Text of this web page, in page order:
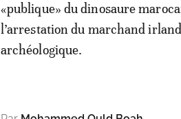
«publique» du dinosaure
l’arrestation du marchand
archéologique.